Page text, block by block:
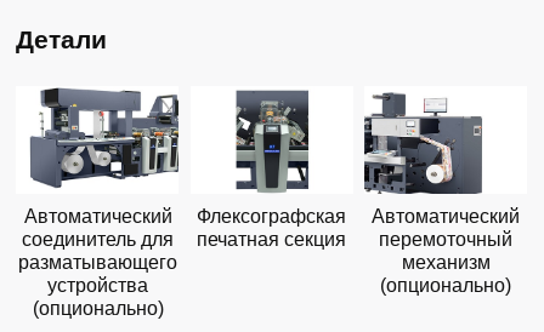
Детали
Автоматический
соединитель для
разматывающего
устройства
(опционально)
Флексографская
печатная секция
Автоматический
перемоточный
механизм
(опционально)